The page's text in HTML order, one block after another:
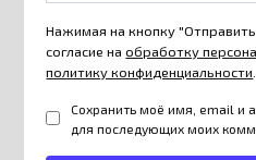
Нажимая на кнопку
согласие наобработку
политику конфиденциальности
Сохранить моё имя, email и
для последующих моих